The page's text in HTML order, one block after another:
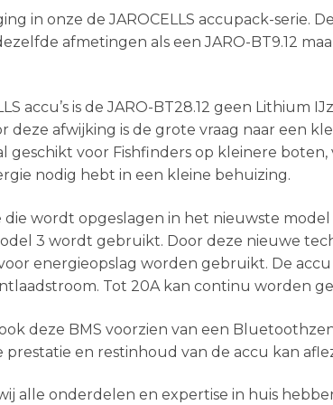
in onze de JAROCELLS accupack-serie.
afmetingen als een JARO-BT9.12
accu’s is de JARO-BT28.12 geen Lithium
deze afwijking is de grote vraag naar een
geschikt voor Fishfinders op kleinere
nodig hebt in een kleine behuizing.
die wordt opgeslagen in het nieuwste model
3 wordt gebruikt. Door deze nieuwe
energieopslag worden gebruikt. De accu
Tot 20A kan continu worden
deze BMS voorzien van een
en restinhoud van de accu kan
alle onderdelen en expertise in huis